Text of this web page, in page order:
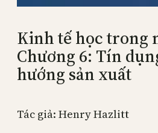
Kinh tế học trong
Chương 6: Tín
hướng sản xuất
Tác giả: Henry Hazlitt